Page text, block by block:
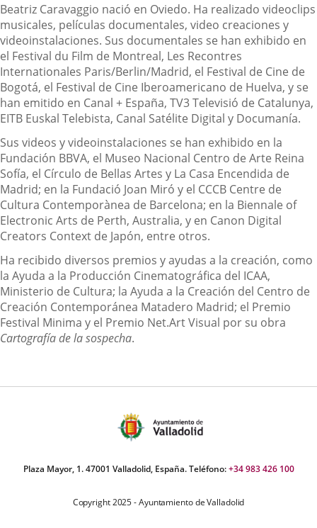
Beatriz Caravaggio nació en Oviedo. Ha realizado videoclips
musicales, películas documentales, video creaciones y
videoinstalaciones. Sus documentales se han exhibido en
el Festival du Film de Montreal, Les Recontres
Internationales Paris/Berlin/Madrid, el Festival de Cine de
Bogotá, el Festival de Cine Iberoamericano de Huelva, y se
han emitido en Canal + España, TV3 Televisió de Catalunya,
EITB Euskal Telebista, Canal Satélite Digital y Documanía.
Sus videos y videoinstalaciones se han exhibido en la
Fundación BBVA, el Museo Nacional Centro de Arte Reina
Sofía, el Círculo de Bellas Artes y La Casa Encendida de
Madrid; en la Fundació Joan Miró y el CCCB Centre de
Cultura Contemporànea de Barcelona; en la Biennale of
Electronic Arts de Perth, Australia, y en Canon Digital
Creators Context de Japón, entre otros.
Ha recibido diversos premios y ayudas a la creación, como
la Ayuda a la Producción Cinematográfica del ICAA,
Ministerio de Cultura; la Ayuda a la Creación del Centro de
Creación Contemporánea Matadero Madrid; el Premio
Festival Minima y el Premio Net.Art Visual por su obra
Cartografía de la sospecha.
Plaza Mayor, 1. 47001 Valladolid, España. Teléfono:+34 983 426 100
Copyright 2025 - Ayuntamiento de Valladolid